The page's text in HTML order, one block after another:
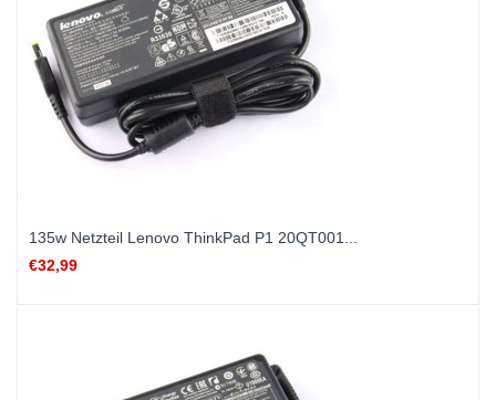
135w Netzteil Lenovo ThinkPad P1 20QT001...
€32,99